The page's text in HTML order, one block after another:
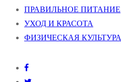
ПРАВИЛЬНОЕ ПИТАНИЕ
УХОД И КРАСОТА
ФИЗИЧЕСКАЯ КУЛЬТУРА